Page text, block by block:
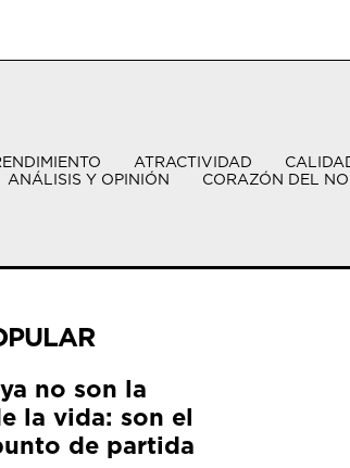
ATRACTIVIDAD
ANÁLISIS Y OPINIÓN
CORAZÓN DEL
no son la
la vida: son el
de partida